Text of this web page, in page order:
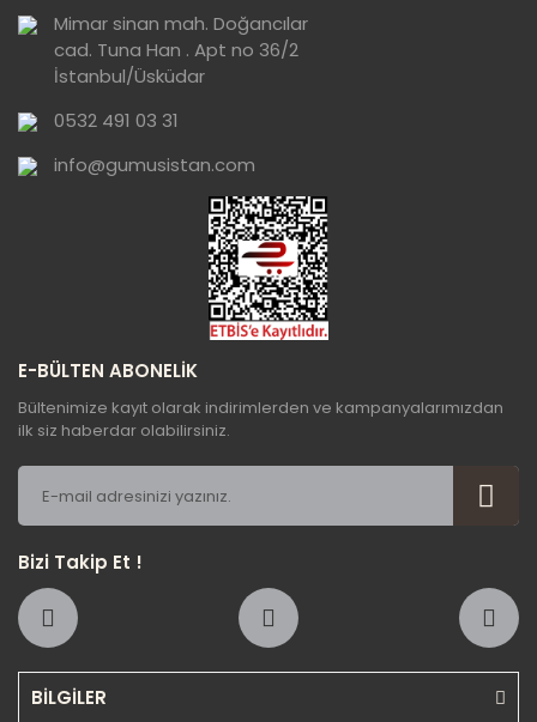
Ürün açıklamasında eksik bilgiler bulunuyor.
Ürün bilgilerinde hatalar bulunuyor.
Ürün fiyatı diğer sitelerden daha pahalı.
Bu ürüne benzer farklı alternatifler olmalı.
Gönder
Mimar sinan mah. Doğancılar
cad. Tuna Han . Apt no 36/2
İstanbul/Üsküdar
0532 491 03 31
info@gumusistan.com
BİLGİLER
E-BÜLTEN ABONELİK
Bültenimize kayıt olarak indirimlerden ve kampanyalarımızdan
ilk siz haberdar olabilirsiniz.
Bizi Takip Et !